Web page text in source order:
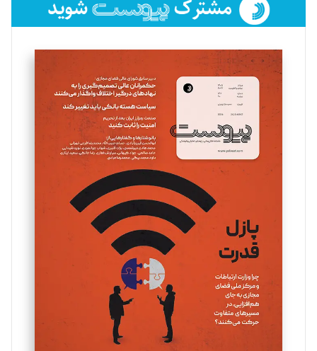
فائزه فتحی رستمی
تحریریه
سروش کرمیان
تحریریه
مینا پاکدل
یسنا امان‌پور
تحریریه
ملینا جعفری
تحریریه